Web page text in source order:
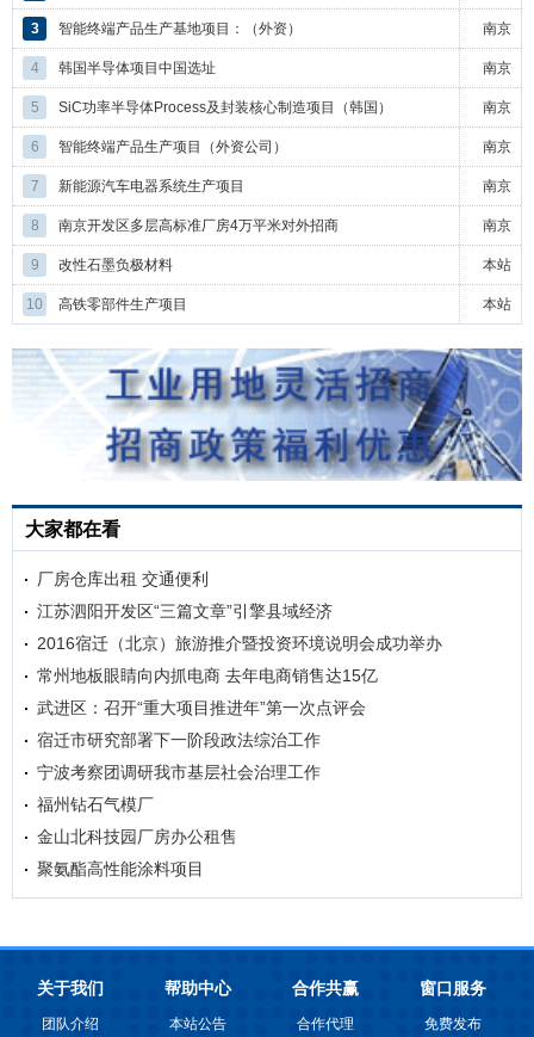
3 南京
智能终端产品生产基地项目：（外资）
4 南京
韩国半导体项目中国选址
5 南京
SiC功率半导体Process及封装核心制造项目（韩国）
6 南京
智能终端产品生产项目（外资公司）
7 南京
新能源汽车电器系统生产项目
8 南京
南京开发区多层高标准厂房4万平米对外招商
9 本站
改性石墨负极材料
10 本站
高铁零部件生产项目
大家都在看
厂房仓库出租 交通便利
江苏泗阳开发区“三篇文章”引擎县域经济
2016宿迁（北京）旅游推介暨投资环境说明会成功举办
常州地板眼睛向内抓电商 去年电商销售达15亿
武进区：召开“重大项目推进年”第一次点评会
宿迁市研究部署下一阶段政法综治工作
宁波考察团调研我市基层社会治理工作
福州钻石气模厂
金山北科技园厂房办公租售
聚氨酯高性能涂料项目
关于我们
团队介绍
帮助中心
本站公告
合作共赢
合作代理
窗口服务
免费发布